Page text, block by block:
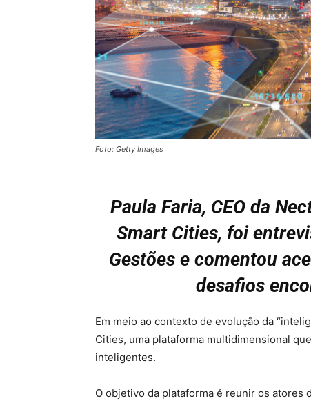
Foto: Getty Images
Paula Faria, CEO da
Smart Cities, foi
Gestões e comentou
desafios
Em meio ao contexto de evolução da
Cities, uma plataforma multidimensional
inteligentes.
O objetivo da plataforma é reunir os